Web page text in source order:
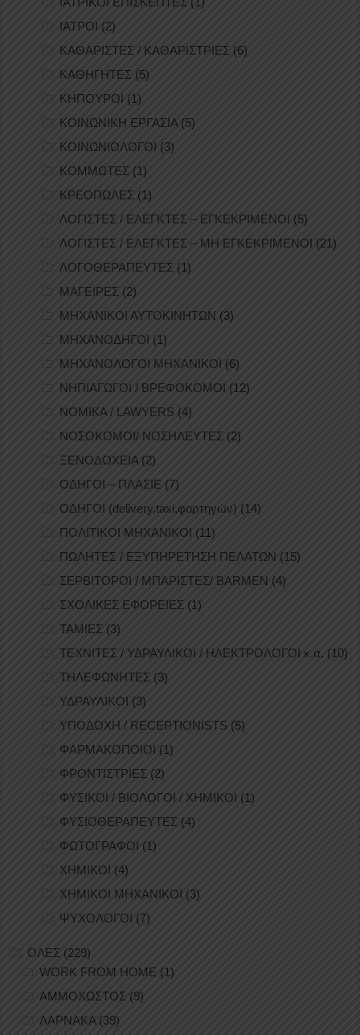
ΙΑΤΡΟΙ (2)
ΚΑΘΑΡΙΣΤΕΣ / ΚΑΘΑΡΙΣΤΡΙΕΣ (6)
ΚΑΘΗΓΗΤΕΣ (5)
ΚΗΠΟΥΡΟΙ (1)
ΚΟΙΝΩΝΙΚΗ ΕΡΓΑΣΙΑ(5)
ΚΟΙΝΩΝΙΟΛΟΓΟΙ (3)
ΚΟΜΜΩΤΕΣ (1)
ΚΡΕΟΠΩΛΕΣ (1)
ΛΟΓΙΣΤΕΣ / ΕΛΕΓΚΤΕΣ – ΕΓΚΕΚΡΙΜΕΝΟΙ (5)
ΛΟΓΙΣΤΕΣ / ΕΛΕΓΚΤΕΣ – ΜΗ ΕΓΚΕΚΡΙΜΕΝΟΙ (21)
ΛΟΓΟΘΕΡΑΠΕΥΤΕΣ (1)
ΜΑΓΕΙΡΕΣ (2)
ΜΗΧΑΝΙΚΟΙ ΑΥΤΟΚΙΝΗΤΩΝ (3)
ΜΗΧΑΝΟΔΗΓΟΙ (1)
ΜΗΧΑΝΟΛΟΓΟΙ ΜΗΧΑΝΙΚΟΙ (6)
ΝΗΠΙΑΓΩΓΟΙ / ΒΡΕΦΟΚΟΜΟΙ (12)
ΝΟΜΙΚΑ / LAWYERS (4)
ΝΟΣΟΚΟΜΟΙ/ ΝΟΣΗΛΕΥΤΕΣ (2)
ΞΕΝΟΔΟΧΕΙΑ(2)
ΟΔΗΓΟΙ – ΠΛΑΣΙΕ (7)
ΟΔΗΓΟΙ (delivery,taxi,φορτηγών) (14)
ΠΟΛΙΤΙΚΟΙ ΜΗΧΑΝΙΚΟΙ (11)
ΠΩΛΗΤΕΣ / ΕΞΥΠΗΡΕΤΗΣΗ ΠΕΛΑΤΩΝ (15)
ΣΕΡΒΙΤΟΡΟΙ / ΜΠΑΡΙΣΤΕΣ/ BARMEN (4)
ΣΧΟΛΙΚΕΣ ΕΦΟΡΕΙΕΣ (1)
ΤΑΜΙΕΣ (3)
ΤΕΧΝΙΤΕΣ / ΥΔΡΑΥΛΙΚΟΙ / ΗΛΕΚΤΡΟΛΟΓΟΙ κ.ά. (10)
ΤΗΛΕΦΩΝΗΤΕΣ (3)
ΥΔΡΑΥΛΙΚΟΙ (3)
ΥΠΟΔΟΧΗ / RECEPTIONISTS (5)
ΦΑΡΜΑΚΟΠΟΙΟΙ (1)
ΦΡΟΝΤΙΣΤΡΙΕΣ (2)
ΦΥΣΙΚΟΙ / ΒΙΟΛΟΓΟΙ / ΧΗΜΙΚΟΙ (1)
ΦΥΣΙΟΘΕΡΑΠΕΥΤΕΣ (4)
ΦΩΤΟΓΡΑΦΟΙ (1)
ΧΗΜΙΚΟΙ (4)
ΧΗΜΙΚΟΙ ΜΗΧΑΝΙΚΟΙ (3)
ΨΥΧΟΛΟΓΟΙ (7)
ΟΛΕΣ (229)
WORK FROM HOME (1)
ΑΜΜΟΧΩΣΤΟΣ (9)
ΛΑΡΝΑΚΑ (39)